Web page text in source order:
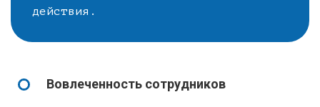
действия.
Вовлеченность сотрудников